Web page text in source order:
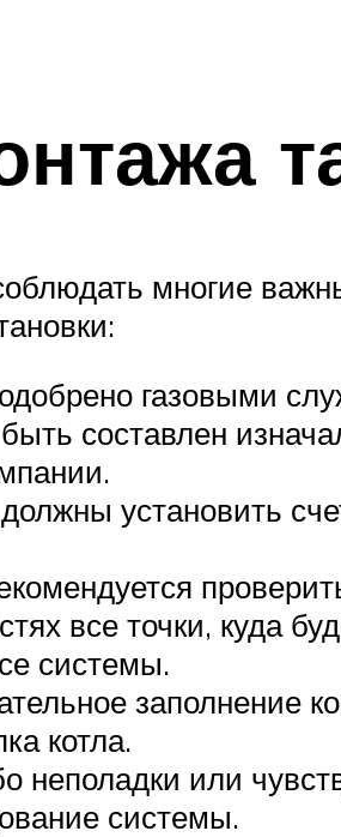
многие
газовыми
составлен
установить
все точки, куда
системы.
заполнение
котла.
неполадки или
системы.